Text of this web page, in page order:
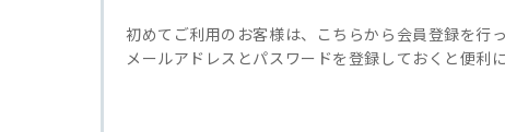
初めてご利用のお客様は、こちらから会員登録を行っ
メールアドレスとパスワードを登録しておくと便利